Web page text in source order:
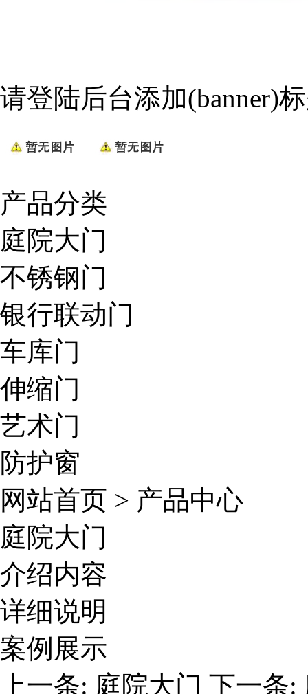
请登陆后台添加(banner)
产品分类
庭院大门
不锈钢门
银行联动门
车库门
伸缩门
艺术门
防护窗
网站首页 > 产品中心
庭院大门
介绍内容
详细说明
案例展示
上一条: 庭院大门 下一条: